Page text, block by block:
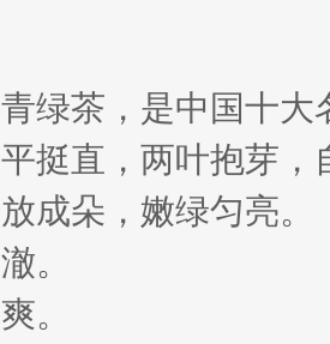
绿茶，是中国十
挺直，两叶抱芽，
成朵，嫩绿匀亮。
。
。